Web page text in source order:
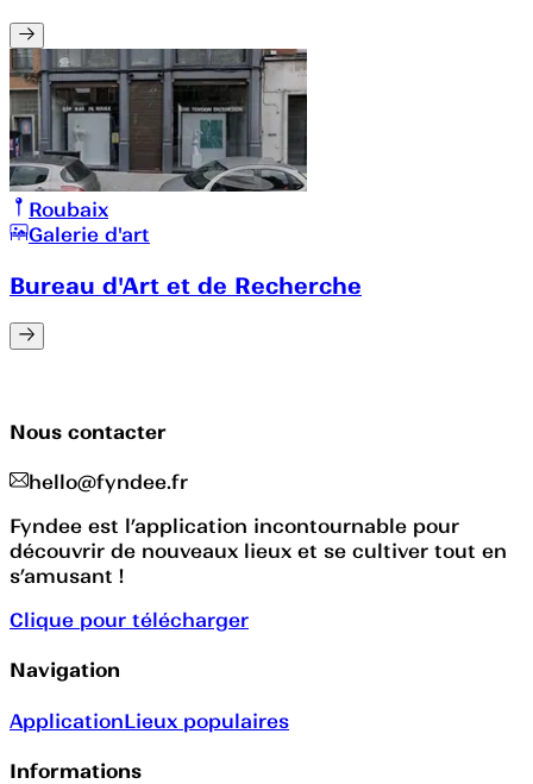
Roubaix
Galerie d'art
Bureau d'Art et de Recherche
Nous contacter
hello@fyndee.fr
Fyndee est l’application incontournable pour
découvrir de nouveaux lieux et se cultiver tout en
s’amusant !
Clique pour télécharger
Navigation
ApplicationLieux populaires
Informations